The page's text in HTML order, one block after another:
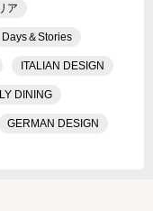
ア
Days＆Stories
ITALIAN DESIGN
DINING
GERMAN DESIGN